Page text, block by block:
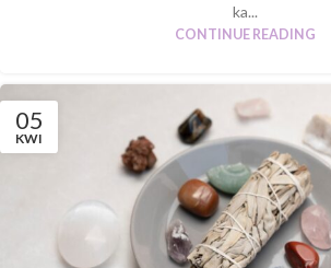
ka...
CONTINUE READING
05
KWI